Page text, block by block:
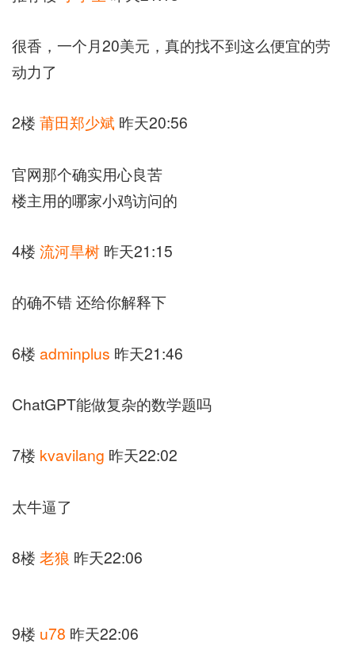
很香，一个月20美元，真的找不到这么便宜的劳
动力了
2楼 莆田郑少斌 昨天20:56
官网那个确实用心良苦
楼主用的哪家小鸡访问的
4楼 流河旱树 昨天21:15
的确不错 还给你解释下
6楼 adminplus 昨天21:46
ChatGPT能做复杂的数学题吗
7楼 kvavilang 昨天22:02
太牛逼了
8楼 老狼 昨天22:06
9楼 u78 昨天22:06